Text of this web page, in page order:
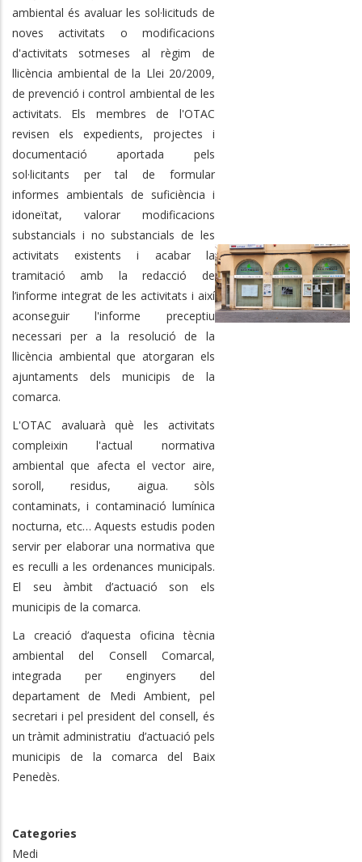
ambiental és avaluar les sol·licituds de
noves activitats o modificacions
d'activitats sotmeses al règim de
llicència ambiental de la Llei 20/2009,
de prevenció i control ambiental de les
activitats. Els membres de l'OTAC
revisen els expedients, projectes i
documentació aportada pels
sol·licitants per tal de formular
informes ambientals de suficiència i
idoneïtat, valorar modificacions
substancials i no substancials de les
activitats existents i acabar la
tramitació amb la redacció de
l’informe integrat de les activitats i així
aconseguir l'informe preceptiu
necessari per a la resolució de la
llicència ambiental que atorgaran els
ajuntaments dels municipis de la
comarca.
L'OTAC avaluarà què les activitats
compleixin l'actual normativa
ambiental que afecta el vector aire,
soroll, residus, aigua. sòls
contaminats, i contaminació lumínica
nocturna, etc… Aquests estudis poden
servir per elaborar una normativa que
es reculli a les ordenances municipals.
El seu àmbit d’actuació son els
municipis de la comarca.
La creació d’aquesta oficina tècnia
ambiental del Consell Comarcal,
integrada per enginyers del
departament de Medi Ambient, pel
secretari i pel president del consell, és
un tràmit administratiu d’actuació pels
municipis de la comarca del Baix
Penedès.
Categories
Medi